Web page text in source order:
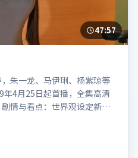
47:57
朱一龙、马伊琍、杨紫琼等
4月25日起首播，全集高清
情与看点：世界观设定新
科技与人性的边界。本片适
「科幻」「泰国」「2019」
影迷阅读简介与主创信息。